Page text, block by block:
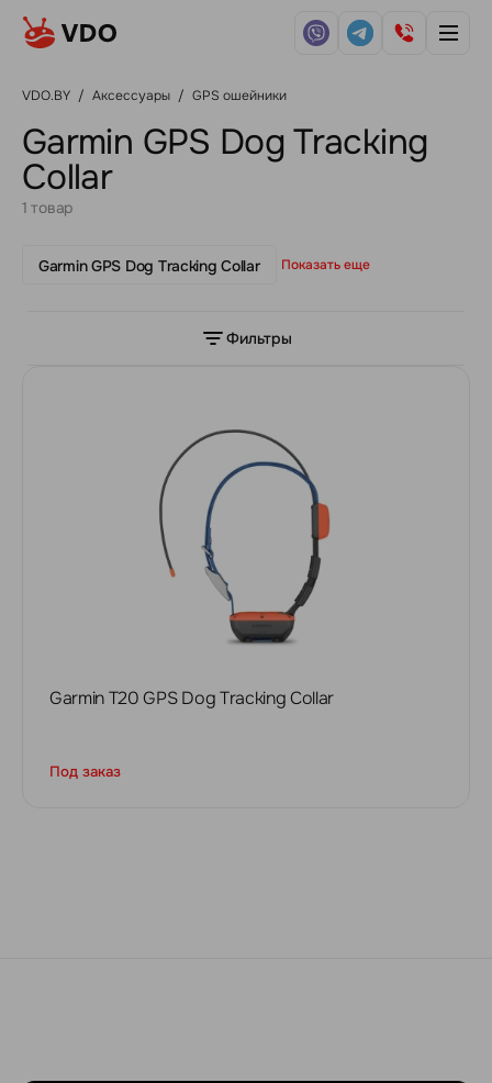
VDO.BY / Аксессуары / GPS ошейники
Garmin GPS Dog Tracking
Collar
1 товар
Garmin GPS Dog Tracking Collar Показать еще
Фильтры
Garmin T20 GPS Dog Tracking Collar
Под заказ